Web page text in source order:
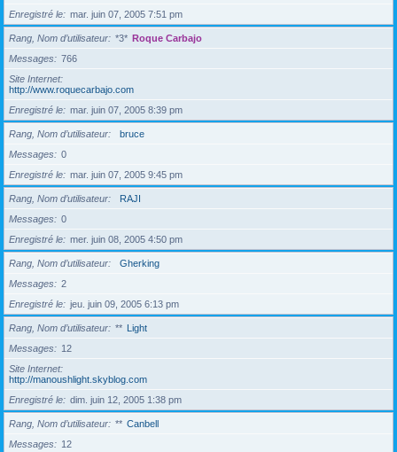
Enregistré le
mar. juin 07, 2005 7:51 pm
Rang, Nom d’utilisateur *3* Roque Carbajo
Messages
766
Site Internet
http://www.roquecarbajo.com
Enregistré le
mar. juin 07, 2005 8:39 pm
Rang, Nom d’utilisateur
bruce
Messages
0
Enregistré le
mar. juin 07, 2005 9:45 pm
Rang, Nom d’utilisateur
RAJI
Messages
0
Enregistré le
mer. juin 08, 2005 4:50 pm
Rang, Nom d’utilisateur
Gherking
Messages
2
Enregistré le
jeu. juin 09, 2005 6:13 pm
Rang, Nom d’utilisateur ** Light
Messages
12
Site Internet
http://manoushlight.skyblog.com
Enregistré le
dim. juin 12, 2005 1:38 pm
Rang, Nom d’utilisateur ** Canbell
Messages
12